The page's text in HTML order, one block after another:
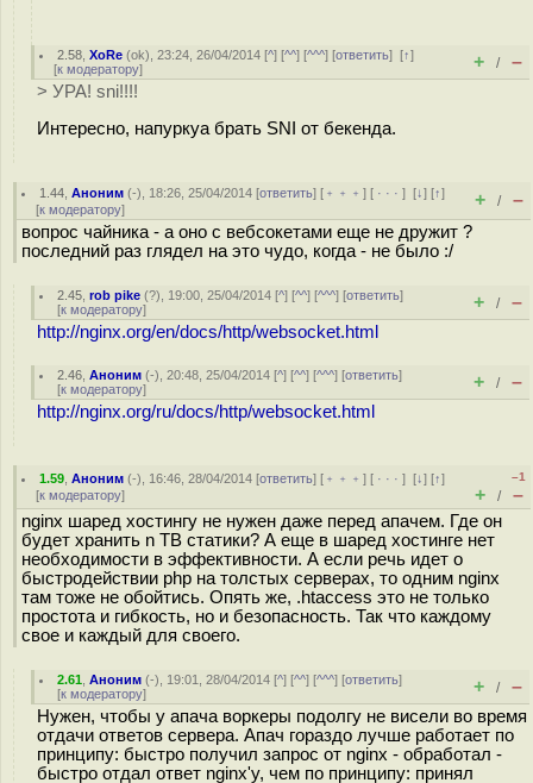
2.58 ,XoRe (ok), 23:24, 26/04/2014 [^] [^^] [^^^] [ответить][↑]
[к модератору] + / –
> УРА! sni!!!!
Интересно, напуркуа брать SNI от бекенда.
1.44 ,Аноним (-), 18:26, 25/04/2014 [ответить] [ ﹢﹢﹢] [ · · ·][↓] [↑]
[к модератору] + / –
вопрос чайника - а оно с вебсокетами еще не дружит ?
последний раз глядел на это чудо, когда - не было :/
2.45 ,rob pike (?), 19:00, 25/04/2014 [^] [^^] [^^^] [ответить]
[к модератору] + / –
http://nginx.org/en/docs/http/websocket.html
2.46 ,Аноним (-), 20:48, 25/04/2014 [^] [^^] [^^^] [ответить]
[к модератору] + / –
http://nginx.org/ru/docs/http/websocket.html
1.59 ,Аноним (-), 16:46, 28/04/2014 [ответить] [ ﹢﹢﹢] [ · · ·][↓] [↑]
[к модератору]
–1
+ / –
nginx шаред хостингу не нужен даже перед апачем. Где он
будет хранить n TB статики? А еще в шаред хостинге нет
необходимости в эффективности. А если речь идет о
быстродействии php на толстых серверах, то одним nginx
там тоже не обойтись. Опять же, .htaccess это не только
простота и гибкость, но и безопасность. Так что каждому
свое и каждый для своего.
2.61 ,Аноним (-), 19:01, 28/04/2014 [^] [^^] [^^^] [ответить]
[к модератору] + / –
Нужен, чтобы у апача воркеры подолгу не висели во время
отдачи ответов сервера. Апач гораздо лучше работает по
принципу: быстро получил запрос от nginx - обработал -
быстро отдал ответ nginx'у, чем по принципу: принял